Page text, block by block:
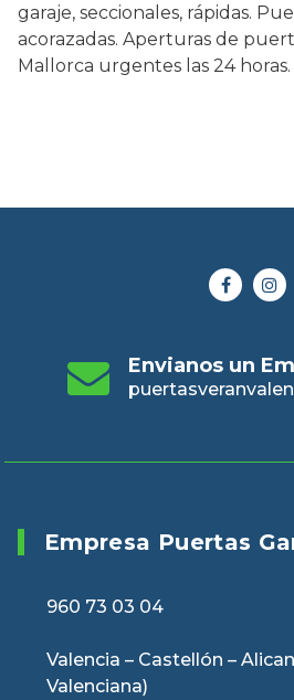
garaje, seccionales, rápidas.
acorazadas. Aperturas de
Mallorca urgentes las 24 horas.
Envianos un
Empresa Puertas
960 73 03 04
Valencia – Castellón –
Valenciana)